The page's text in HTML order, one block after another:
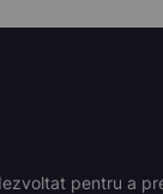
pentru a